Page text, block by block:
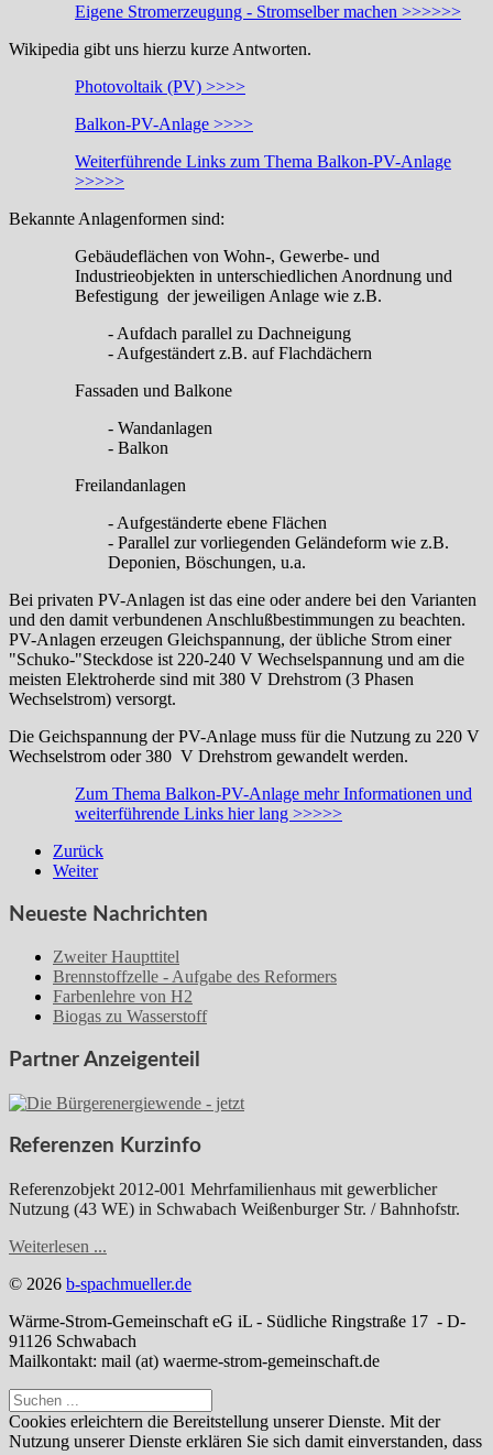
Eigene Stromerzeugung - Stromselber machen >>>>>>
Wikipedia gibt uns hierzu kurze Antworten.
Photovoltaik (PV) >>>>
Balkon-PV-Anlage >>>>
Weiterführende Links zum Thema Balkon-PV-Anlage
>>>>>
Bekannte Anlagenformen sind:
Gebäudeflächen von Wohn-, Gewerbe- und
Industrieobjekten in unterschiedlichen Anordnung und
Befestigung der jeweiligen Anlage wie z.B.
- Aufdach parallel zu Dachneigung
- Aufgeständert z.B. auf Flachdächern
Fassaden und Balkone
- Wandanlagen
- Balkon
Freilandanlagen
- Aufgeständerte ebene Flächen
- Parallel zur vorliegenden Geländeform wie z.B.
Deponien, Böschungen, u.a.
Bei privaten PV-Anlagen ist das eine oder andere bei den Varianten
und den damit verbundenen Anschlußbestimmungen zu beachten.
PV-Anlagen erzeugen Gleichspannung, der übliche Strom einer
"Schuko-"Steckdose ist 220-240 V Wechselspannung und am die
meisten Elektroherde sind mit 380 V Drehstrom (3 Phasen
Wechselstrom) versorgt.
Die Geichspannung der PV-Anlage muss für die Nutzung zu 220 V
Wechselstrom oder 380 V Drehstrom gewandelt werden.
Zum Thema Balkon-PV-Anlage mehr Informationen und
weiterführende Links hier lang >>>>>
Zurück
Weiter
Neueste Nachrichten
Zweiter Haupttitel
Brennstoffzelle - Aufgabe des Reformers
Farbenlehre von H2
Biogas zu Wasserstoff
Partner Anzeigenteil
Referenzen Kurzinfo
Referenzobjekt 2012-001 Mehrfamilienhaus mit gewerblicher
Nutzung (43 WE) in Schwabach Weißenburger Str. / Bahnhofstr.
Weiterlesen ...
© 2026 b-spachmueller.de
Wärme-Strom-Gemeinschaft eG iL - Südliche Ringstraße 17 - D-
91126 Schwabach
Mailkontakt: mail (at) waerme-strom-gemeinschaft.de
Cookies erleichtern die Bereitstellung unserer Dienste. Mit der
Nutzung unserer Dienste erklären Sie sich damit einverstanden, dass